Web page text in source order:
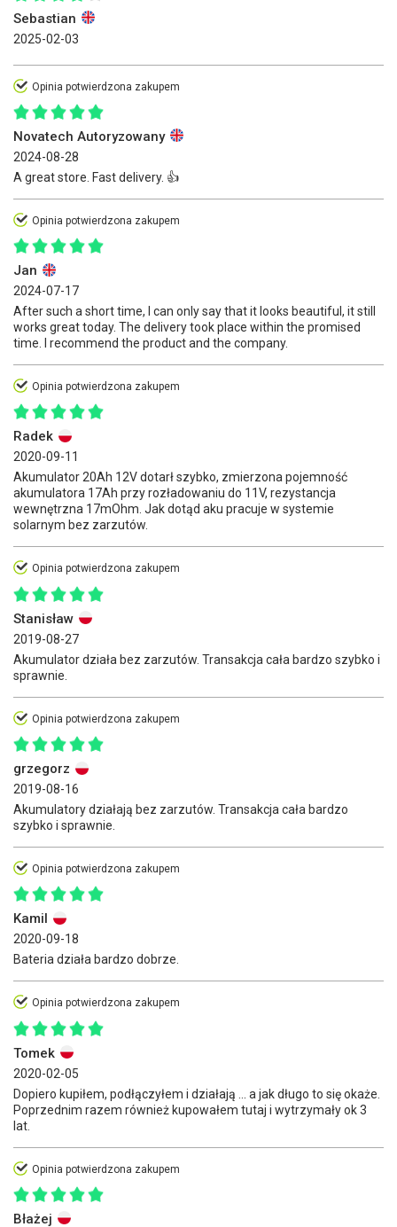
Sebastian
2025-02-03
Opinia potwierdzona zakupem
Novatech Autoryzowany
2024-08-28
A great store. Fast delivery. 👍️
Opinia potwierdzona zakupem
Jan
2024-07-17
After such a short time, I can only say that it looks beautiful, it still
works great today. The delivery took place within the promised
time. I recommend the product and the company.
Opinia potwierdzona zakupem
Radek
2020-09-11
Akumulator 20Ah 12V dotarł szybko, zmierzona pojemność
akumulatora 17Ah przy rozładowaniu do 11V, rezystancja
wewnętrzna 17mOhm. Jak dotąd aku pracuje w systemie
solarnym bez zarzutów.
Opinia potwierdzona zakupem
Stanisław
2019-08-27
Akumulator działa bez zarzutów. Transakcja cała bardzo szybko i
sprawnie.
Opinia potwierdzona zakupem
grzegorz
2019-08-16
Akumulatory działają bez zarzutów. Transakcja cała bardzo
szybko i sprawnie.
Opinia potwierdzona zakupem
Kamil
2020-09-18
Bateria działa bardzo dobrze.
Opinia potwierdzona zakupem
Tomek
2020-02-05
Dopiero kupiłem, podłączyłem i działają ... a jak długo to się okaże.
Poprzednim razem również kupowałem tutaj i wytrzymały ok 3
lat.
Opinia potwierdzona zakupem
Błażej